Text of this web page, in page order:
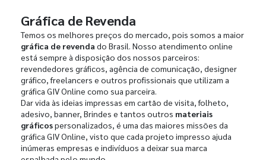
Gráfica de Revenda
Temos os melhores preços do mercado, pois somos a maior
gráfica de revenda do Brasil. Nosso atendimento online
está sempre à disposição dos nossos parceiros:
revendedores gráficos, agência de comunicação, designer
gráfico, freelancers e outros profissionais que utilizam a
gráfica GIV Online como sua parceira.
Dar vida às ideias impressas em cartão de visita, folheto,
adesivo, banner, Brindes e tantos outros materiais
gráficospersonalizados, é uma das maiores missões da
gráfica GIV Online, visto que cada projeto impresso ajuda
inúmeras empresas e indivíduos a deixar sua marca